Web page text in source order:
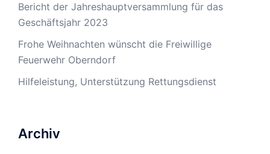
Bericht der Jahreshauptversammlung für das
Geschäftsjahr 2023
Frohe Weihnachten wünscht die Freiwillige
Feuerwehr Oberndorf
Hilfeleistung, Unterstützung Rettungsdienst
Archiv